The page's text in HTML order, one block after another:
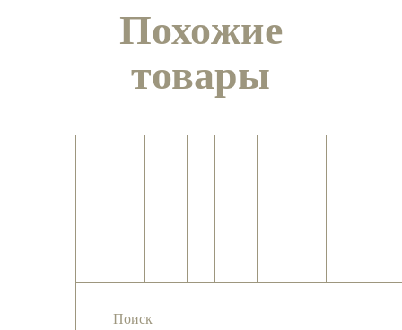
Похожие
товары
Поиск